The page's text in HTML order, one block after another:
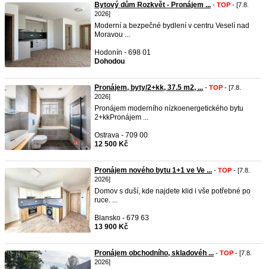
Bytový dům Rozkvět - Pronájem ... - TOP - [7.8.
2026]
Moderní a bezpečné bydlení v centru Veselí nad
Moravou ...
Hodonín - 698 01
Dohodou
Pronájem, byty/2+kk, 37.5 m2, ... - TOP - [7.8.
2026]
Pronájem moderního nízkoenergetického bytu
2+kkPronájem ...
Ostrava - 709 00
12 500 Kč
Pronájem nového bytu 1+1 ve Ve ... - TOP - [7.8.
2026]
Domov s duší, kde najdete klid i vše potřebné po
ruce. ...
Blansko - 679 63
13 900 Kč
Pronájem obchodního, skladovéh ... - TOP - [7.8.
2026]